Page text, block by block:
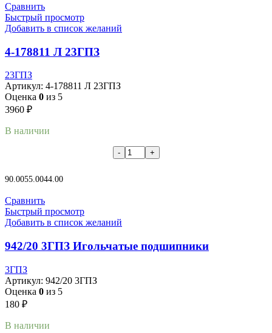
Сравнить
Быстрый просмотр
Добавить в список желаний
4-178811 Л 23ГПЗ
23ГПЗ
Артикул: 4-178811 Л 23ГПЗ
Оценка 0 из 5
3960 ₽
В наличии
90.0055.0044.00
Сравнить
Быстрый просмотр
Добавить в список желаний
942/20 3ГПЗ Игольчатые подшипники
3ГПЗ
Артикул: 942/20 3ГПЗ
Оценка 0 из 5
180 ₽
В наличии